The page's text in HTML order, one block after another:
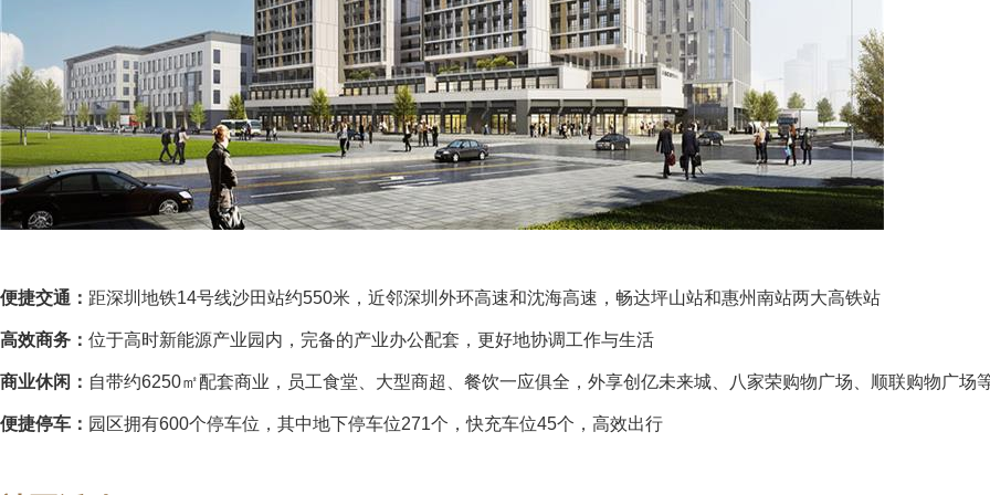
便捷交通： 距深圳地铁14号线沙田站约550米，近邻深圳外环高速和沈海高速，畅达坪山站和惠州南站两大高铁站
高效商务： 位于高时新能源产业园内，完备的产业办公配套，更好地协调工作与生活
商业休闲： 自带约6250㎡配套商业，员工食堂、大型商超、餐饮一应俱全，外享创亿未来城、八家荣购物广场、顺联购物广场
便捷停车： 园区拥有600个停车位，其中地下停车位271个，快充车位45个，高效出行